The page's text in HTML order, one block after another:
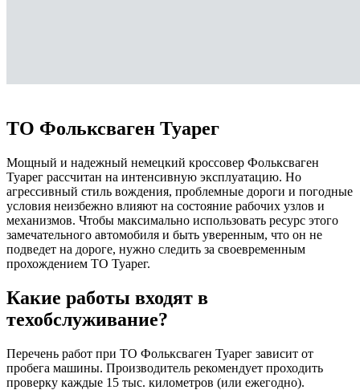
ТО Фольксваген Туарег
Мощный и надежный немецкий кроссовер Фольксваген
Туарег рассчитан на интенсивную эксплуатацию. Но
агрессивный стиль вождения, проблемные дороги и погодные
условия неизбежно влияют на состояние рабочих узлов и
механизмов. Чтобы максимально использовать ресурс этого
замечательного автомобиля и быть уверенным, что он не
подведет на дороге, нужно следить за своевременным
прохождением ТО Туарег.
Какие работы входят в
техобслуживание?
Перечень работ при ТО Фольксваген Туарег зависит от
пробега машины. Производитель рекомендует проходить
проверку каждые 15 тыс. километров (или ежегодно).